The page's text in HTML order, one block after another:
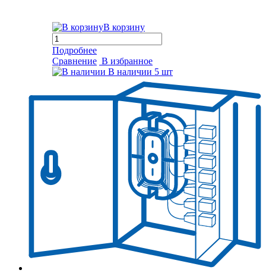
В корзину
Подробнее
Сравнение В избранное
В наличии 5 шт